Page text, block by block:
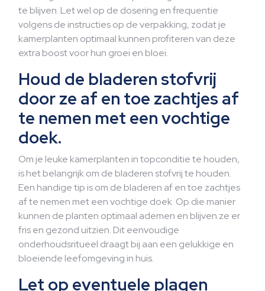
te blijven. Let wel op de dosering en frequentie
volgens de instructies op de verpakking, zodat je
kamerplanten optimaal kunnen profiteren van deze
extra boost voor hun groei en bloei.
Houd de bladeren stofvrij
door ze af en toe zachtjes af
te nemen met een vochtige
doek.
Om je leuke kamerplanten in topconditie te houden,
is het belangrijk om de bladeren stofvrij te houden.
Een handige tip is om de bladeren af en toe zachtjes
af te nemen met een vochtige doek. Op die manier
kunnen de planten optimaal ademen en blijven ze er
fris en gezond uitzien. Dit eenvoudige
onderhoudsritueel draagt bij aan een gelukkige en
bloeiende leefomgeving in huis.
Let op eventuele plagen